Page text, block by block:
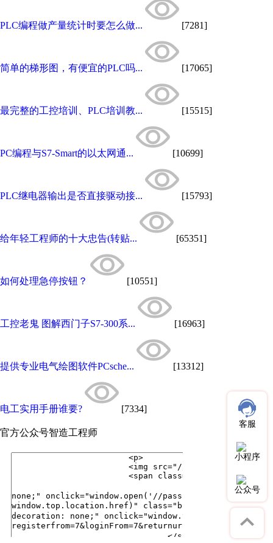
PLC编程做产量统计时要怎么做... [7281]
简单的梯形图，有便宜的PLC吗... [17065]
最完整的工控培训、PLC培训教... [15515]
PC编程与S7-Smart的以太网通... [10699]
PLC继电器输出是否直接驱动接... [15793]
给年轻工程师的十大忠告(转贴... [65351]
如何处理急停按钮？ [10551]
工控老鬼 图解西门子S7-300系... [16963]
提供专业电气绘图软件PCsche... [13312]
电工实用手册谁要? [7334]
官方公众号智造工程师
客服
小程序
公众号